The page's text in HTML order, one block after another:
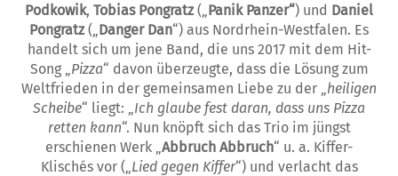
Podkowik, Tobias Pongratz („ Panik Panzer“) und Daniel
Pongratz („ Danger Dan“) aus Nordrhein-Westfalen. Es
handelt sich um jene Band, die uns 2017 mit dem Hit-
Song „ Pizza“ davon überzeugte, dass die Lösung zum
Weltfrieden in der gemeinsamen Liebe zu der „ heiligen
Scheibe“ liegt: „ Ich glaube fest daran, dass uns Pizza
retten kann“. Nun knöpft sich das Trio im jüngst
erschienen Werk „ Abbruch Abbruch“ u. a. Kiffer-
Klischés vor („ Lied gegen Kiffer“) und verlacht das